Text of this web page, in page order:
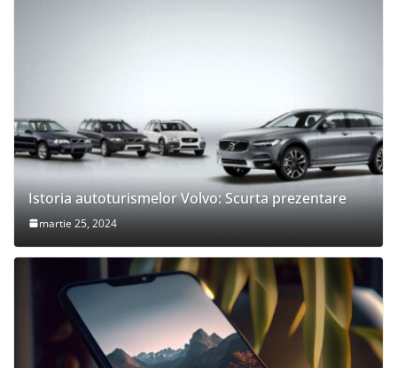
Istoria autoturismelor Volvo: Scurta prezentare
martie 25, 2024